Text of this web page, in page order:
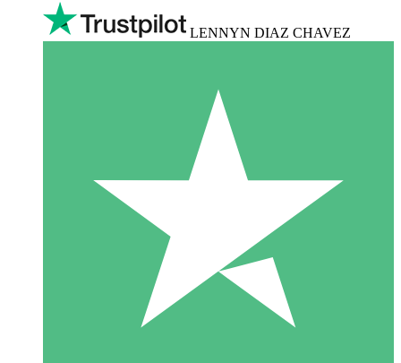
LENNYN DIAZ CHAVEZ